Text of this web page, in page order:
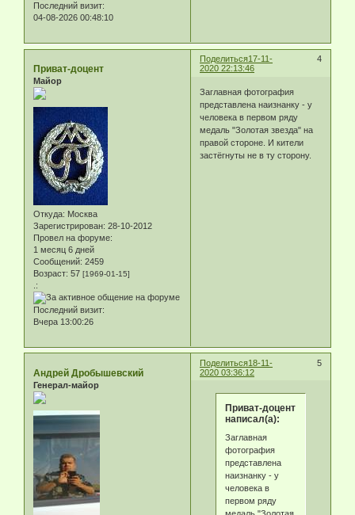
Последний визит:
04-08-2026 00:48:10
Поделиться 4
17-11-
2020 22:13:46
Приват-доцент
Майор
Откуда: Москва
Зарегистрирован: 28-10-2012
Провел на форуме:
1 месяц 6 дней
Сообщений: 2459
Возраст: 57 [1969-01-15]
.:
Последний визит:
Вчера 13:00:26
Заглавная фотография
представлена наизнанку - у
человека в первом ряду
медаль "Золотая звезда" на
правой стороне. И кители
застёгнуты не в ту сторону.
Поделиться 5
18-11-
2020 03:36:12
Андрей Дробышевский
Генерал-майор
Приват-доцент
написал(а):
Заглавная
фотография
представлена
наизнанку - у
человека в
первом ряду